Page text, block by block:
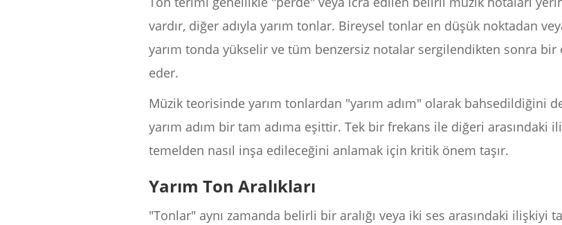
vardır, diğer adıyla yarım tonlar. Bireysel tonlar en düşük noktadan
yarım tonda yükselir ve tüm benzersiz notalar sergilendikten sonra bir
eder.
Müzik teorisinde yarım tonlardan "yarım adım" olarak bahsedildiğini
yarım adım bir tam adıma eşittir. Tek bir frekans ile diğeri arasındaki
temelden nasıl inşa edileceğini anlamak için kritik önem taşır.
Yarım Ton Aralıkları
"Tonlar" aynı zamanda belirli bir aralığı veya iki ses arasındaki ilişkiyi